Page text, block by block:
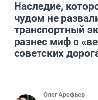
Наследие,
чудом не
транспортный
разнес миф о
советских
Олег Арефьев